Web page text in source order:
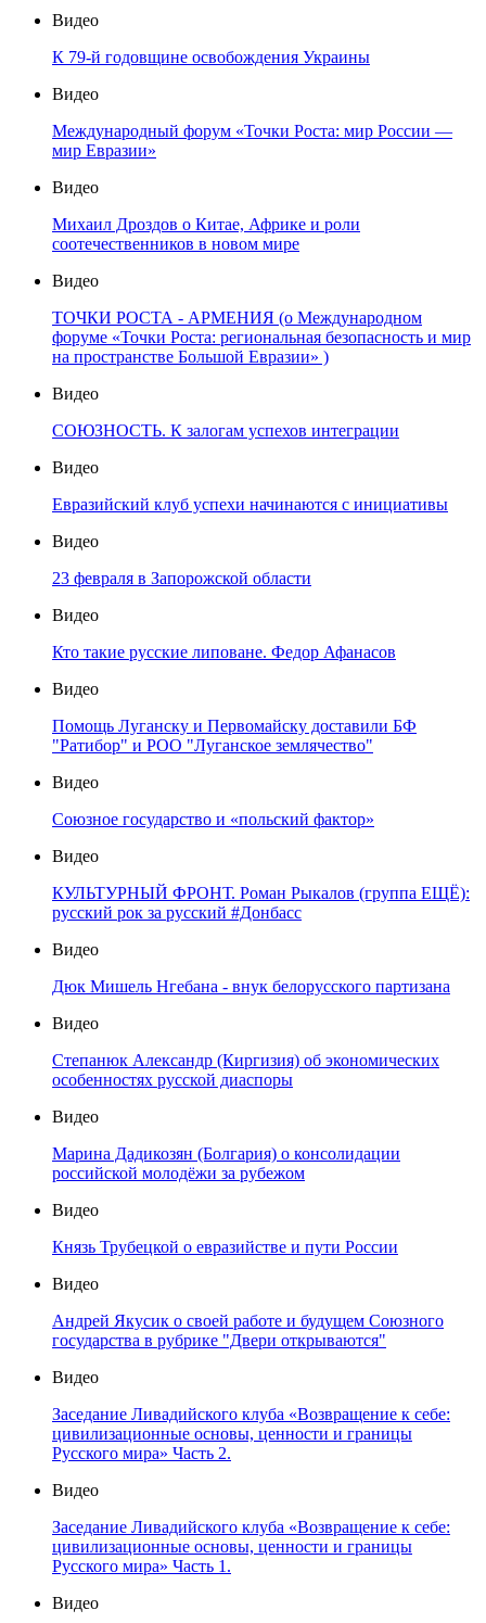
Видео
К 79-й годовщине освобождения Украины
Видео
Международный форум «Точки Роста: мир России —
мир Евразии»
Видео
Михаил Дроздов о Китае, Африке и роли
соотечественников в новом мире
Видео
ТОЧКИ РОСТА - АРМЕНИЯ (о Международном
форуме «Точки Роста: региональная безопасность и мир
на пространстве Большой Евразии» )
Видео
СОЮЗНОСТЬ. К залогам успехов интеграции
Видео
Евразийский клуб успехи начинаются с инициативы
Видео
23 февраля в Запорожской области
Видео
Кто такие русские липоване. Федор Афанасов
Видео
Помощь Луганску и Первомайску доставили БФ
"Ратибор" и РОО "Луганское землячество"
Видео
Союзное государство и «польский фактор»
Видео
КУЛЬТУРНЫЙ ФРОНТ. Роман Рыкалов (группа ЕЩЁ):
русский рок за русский #Донбасс
Видео
Дюк Мишель Нгебана - внук белорусского партизана
Видео
Степанюк Александр (Киргизия) об экономических
особенностях русской диаспоры
Видео
Марина Дадикозян (Болгария) о консолидации
российской молодёжи за рубежом
Видео
Князь Трубецкой о евразийстве и пути России
Видео
Андрей Якусик о своей работе и будущем Союзного
государства в рубрике "Двери открываются"
Видео
Заседание Ливадийского клуба «Возвращение к себе:
цивилизационные основы, ценности и границы
Русского мира» Часть 2.
Видео
Заседание Ливадийского клуба «Возвращение к себе:
цивилизационные основы, ценности и границы
Русского мира» Часть 1.
Видео